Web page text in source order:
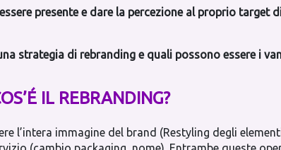
presente e dare la percezione al proprio target
strategia di rebranding e quali possono essere i
IL REBRANDING?
l’intera immagine del brand (Restyling degli